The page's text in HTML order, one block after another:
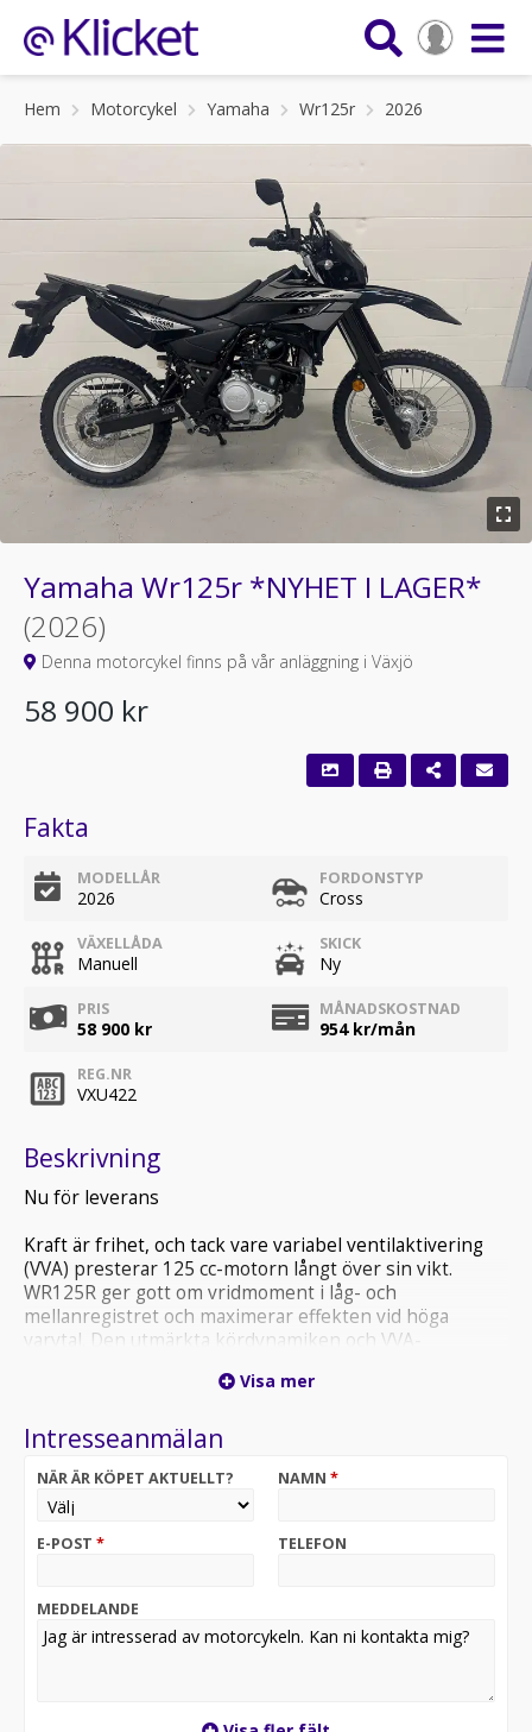
Hem Motorcykel Yamaha Wr125r 2026
Yamaha Wr125r *NYHET I LAGER*
(2026)
Denna motorcykel finns på vår anläggning i Växjö
58 900 kr
Fakta
MODELLÅR
2026
FORDONSTYP
Cross
VÄXELLÅDA
Manuell
SKICK
Ny
PRIS
58 900 kr
MÅNADSKOSTNAD
954kr/mån
REG.NR
VXU422
Beskrivning
Nu för leverans
Kraft är frihet, och tack vare variabel ventilaktivering
(VVA) presterar 125 cc-motorn långt över sin vikt.
WR125R ger gott om vridmoment i låg- och
mellanregistret och maximerar effekten vid höga
varvtal. Den utmärkta kördynamiken och VVA-
spännande och lätt att kontrollera – så att du kan njuta
du vill utforska det okända gör den flexibla fjädringen
och smidiga ramen samt 21-tumsdäcket fram och 18-
möjlighet att utforska lite tuffare terräng utanför
säkerställer den höga bränsleeffektiviteten att du kan
njuta av åkturen utan några avbrott.
Visa mer
Intresseanmälan
NÄR ÄR KÖPET AKTUELLT? NAMN *
E-POST * TELEFON
MEDDELANDE